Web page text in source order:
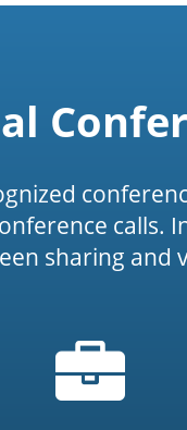
calls.
sharing
ikon